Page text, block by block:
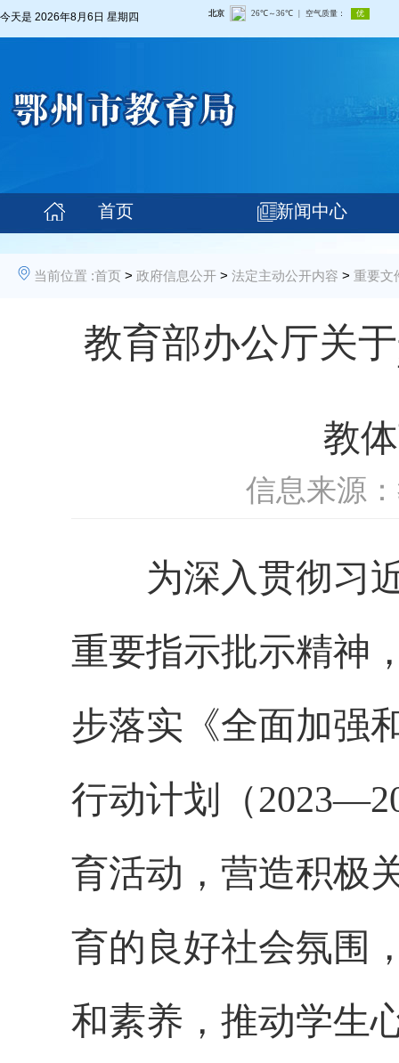
今天是 2026年8月6日 星期四
首页 新闻中心
当前位置 :首页 > 政府信息公开 > 法定主动公开内容 > 重要文
教育部办公厅关
教
信息来源
为深入贯彻习近
重要指示批示精神
步落实《全面加强
行动计划（
育活动，营造积极
育的良好社会氛围
和素养，推动学生